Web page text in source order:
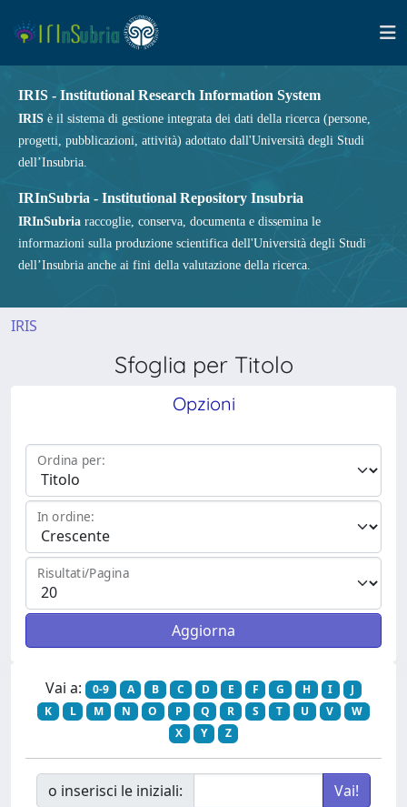
IRIS - Institutional Research Information System
IRIS è il sistema di gestione integrata dei dati della ricerca (persone,
progetti, pubblicazioni, attività) adottato dall'Università degli Studi
dell’Insubria.
IRInSubria - Institutional Repository Insubria
IRInSubria raccoglie, conserva, documenta e dissemina le
informazioni sulla produzione scientifica dell'Università degli Studi
dell’Insubria anche ai fini della valutazione della ricerca.
IRIS
Sfoglia per Titolo
Opzioni
Ordina per:
In ordine:
Risultati/Pagina
Vai a: 0-9 A B C D E F G H I
J
K
L M N O P Q R S T U V
W
X
Y Z
o inserisci le iniziali: